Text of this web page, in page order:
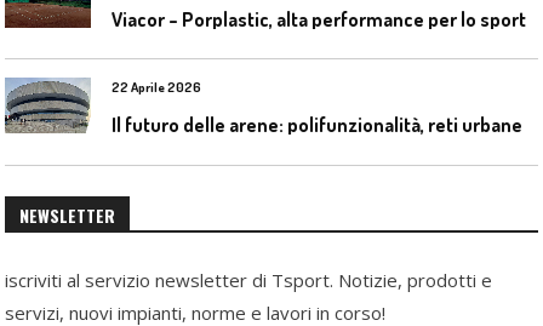
Viacor – Porplastic, alta performance per lo sport
22 Aprile 2026
NEWSLETTER
iscriviti al servizio newsletter di Tsport. Notizie, prodotti e
servizi, nuovi impianti, norme e lavori in corso!